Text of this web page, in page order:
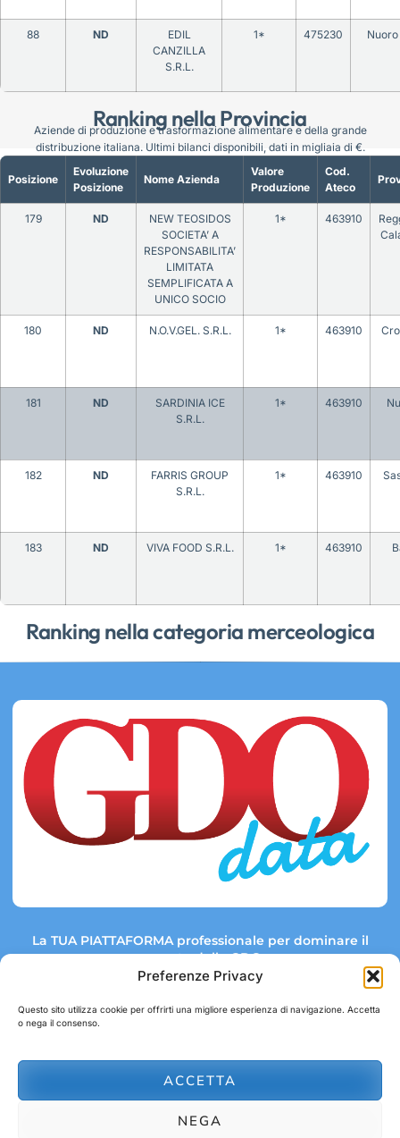
Preferenze Privacy
Questo sito utilizza cookie per offrirti una migliore esperienza di navigazione. Accetta
o nega il consenso.
ACCETTA
NEGA
Ranking nella Provincia
88 ND
EDIL
CANZILLA
S.R.L.
1* 475230 Nuoro
Ranking nella categoria merceologica
Posizione
Evoluzione
Posizione
Nome Azienda
Valore
Produzione
Cod.
Ateco
179 ND
NEW TEOSIDOS
SOCIETA’ A
RESPONSABILITA’
LIMITATA
SEMPLIFICATA A
UNICO SOCIO
1* 463910
180 ND N.O.V.GEL. S.R.L. 1* 463910
181 ND
SARDINIA ICE
S.R.L.
1* 463910
182 ND
FARRIS GROUP
S.R.L.
1* 463910
183 ND VIVA FOOD S.R.L. 1* 463910
Aziende di produzione e trasformazione alimentare e della grande
distribuzione italiana. Ultimi bilanci disponibili, dati in migliaia di €.
La TUA PIATTAFORMA professionale per dominare il
mercato della GDO.
Link rapidi:
abbonamenti@gdodata.it